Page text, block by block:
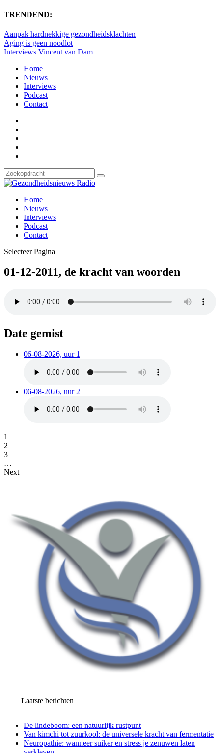
TRENDEND:
Aanpak hardnekkige gezondheidsklachten
Aging is geen noodlot
Interviews Vincent van Dam
Home
Nieuws
Interviews
Podcast
Contact
Home
Nieuws
Interviews
Podcast
Contact
Selecteer Pagina
01-12-2011, de kracht van woorden
Date gemist
06-08-2026, uur 1
06-08-2026, uur 2
1
2
3
…
Next
Laatste berichten
De lindeboom: een natuurlijk rustpunt
Van kimchi tot zuurkool: de universele kracht van fermentatie
Neuropathie: wanneer suiker en stress je zenuwen laten